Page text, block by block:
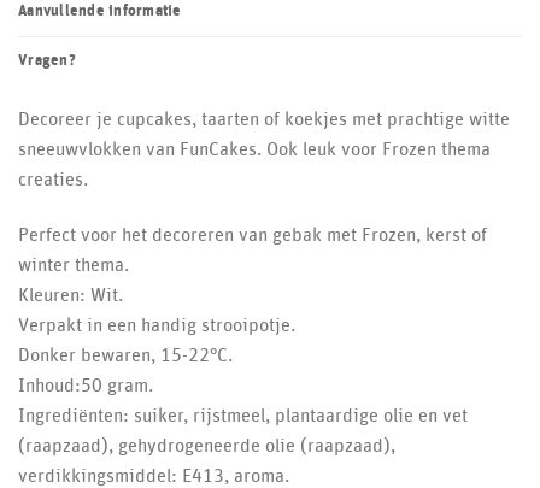
Aanvullende informatie
Vragen?
Decoreer je cupcakes, taarten of koekjes met prachtige witte
sneeuwvlokken van FunCakes. Ook leuk voor Frozen thema
creaties.
Perfect voor het decoreren van gebak met Frozen, kerst of
winter thema.
Kleuren: Wit.
Verpakt in een handig strooipotje.
Donker bewaren, 15-22°C.
Inhoud:50 gram.
Ingrediënten: suiker, rijstmeel, plantaardige olie en vet
(raapzaad), gehydrogeneerde olie (raapzaad),
verdikkingsmiddel: E413, aroma.